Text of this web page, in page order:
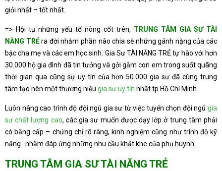
giỏi nhất – tốt nhất.
=> Hội tụ những yếu tố nòng cốt trên, TRUNG TÂM GIA SƯ TÀI
NĂNG TRẺra đời nhằm phần nào chia sẽ những gánh nặng của các
bậc cha mẹ và các em học sinh. Gia Sư TÀI NĂNG TRẺ tự hào với hơn
30.000 hộ gia đình đã tin tưởng và gởi gắm con em trong suốt quãng
thời gian qua cũng sự uy tín của hơn 50.000 gia sư đã cùng trung
tâm tạo nên một thương hiệu gia sư uy tín nhất tp Hồ Chí Minh.
Luôn nâng cao trình độ đội ngũ gia sư từ việc tuyển chọn đội ngũ gia
sư chất lượng cao, các gia sư muốn được dạy lớp ở trung tâm phải
có bằng cấp – chứng chỉ rõ ràng, kinh nghiệm cũng như trình độ kỹ
năng…nhằm đáp ứng những nhu cầu khắt khe của phụ huynh.
TRUNG TÂM GIA SƯ TÀI NĂNG TRẺ